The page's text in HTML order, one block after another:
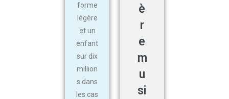
forme
légère
et un
enfant
sur dix
million
s dans
les cas
è
r
e
m
u
si